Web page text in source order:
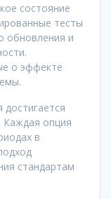
состояние
тесты
обновления и
о эффекте
Каждая опция
в
стандартам